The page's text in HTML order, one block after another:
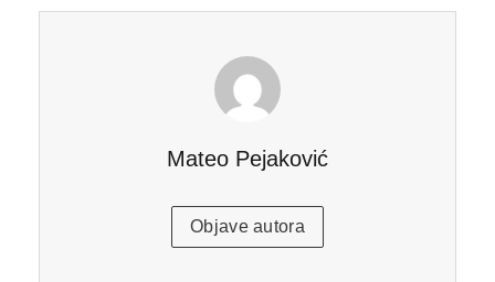
Mateo Pejaković
Objave autora